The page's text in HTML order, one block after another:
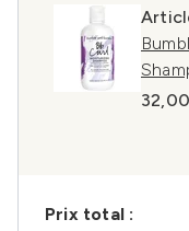
Prix ​​total :